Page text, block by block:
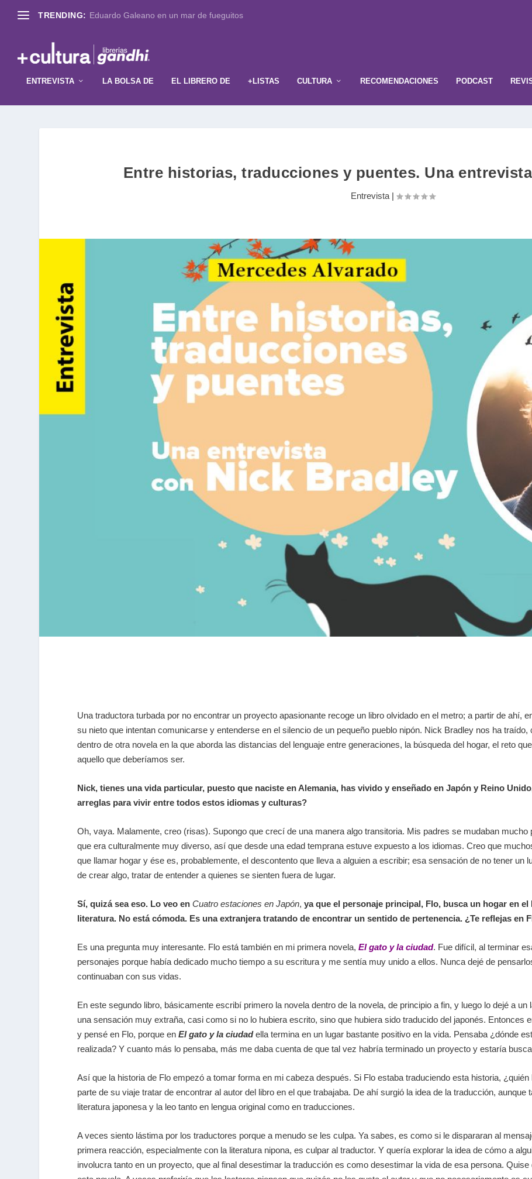
TRENDING: Eduardo Galeano en un mar de fueguitos
ENTREVISTA LA BOLSA DE EL LIBRERO DE +LISTAS CULTURA RECOMENDACIONES PODCAST
Entre historias, traducciones y puentes. Una
Entrevista |
Una traductora turbada por no encontrar un proyecto apasionante recoge un libro olvidado en el metro; a partir de ahí,
su nieto que intentan comunicarse y entenderse en el silencio de un pequeño pueblo nipón. Nick Bradley nos ha traído,
dentro de otra novela en la que aborda las distancias del lenguaje entre generaciones, la búsqueda del hogar, el reto
aquello que deberíamos ser.
Nick, tienes una vida particular, puesto que naciste en Alemania, has vivido y enseñado en Japón y Reino
arreglas para vivir entre todos estos idiomas y culturas?
Oh, vaya. Malamente, creo (risas). Supongo que crecí de una manera algo transitoria. Mis padres se mudaban
que era culturalmente muy diverso, así que desde una edad temprana estuve expuesto a los idiomas. Creo que
que llamar hogar y ése es, probablemente, el descontento que lleva a alguien a escribir; esa sensación de no tener un
de crear algo, tratar de entender a quienes se sienten fuera de lugar.
Sí, quizá sea eso. Lo veo en Cuatro estaciones en Japón, ya que el personaje principal, Flo, busca un hogar en
literatura. No está cómoda. Es una extranjera tratando de encontrar un sentido de pertenencia. ¿Te reflejas en
Es una pregunta muy interesante. Flo está también en mi primera novela, El gato y la ciudad. Fue difícil, al terminar
personajes porque había dedicado mucho tiempo a su escritura y me sentía muy unido a ellos. Nunca dejé de
continuaban con sus vidas.
En este segundo libro, básicamente escribí primero la novela dentro de la novela, de principio a fin, y luego lo dejé a
una sensación muy extraña, casi como si no lo hubiera escrito, sino que hubiera sido traducido del japonés. Entonces
y pensé en Flo, porque en El gato y la ciudad ella termina en un lugar bastante positivo en la vida. Pensaba ¿dónde
realizada? Y cuanto más lo pensaba, más me daba cuenta de que tal vez habría terminado un proyecto y estaría
Así que la historia de Flo empezó a tomar forma en mi cabeza después. Si Flo estaba traduciendo esta historia,
parte de su viaje tratar de encontrar al autor del libro en el que trabajaba. De ahí surgió la idea de la traducción, aunque
literatura japonesa y la leo tanto en lengua original como en traducciones.
A veces siento lástima por los traductores porque a menudo se les culpa. Ya sabes, es como si le dispararan al
primera reacción, especialmente con la literatura nipona, es culpar al traductor. Y quería explorar la idea de cómo a
involucra tanto en un proyecto, que al final desestimar la traducción es como desestimar la vida de esa persona.